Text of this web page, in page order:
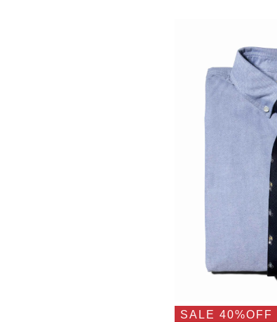
SALE 40%OFF